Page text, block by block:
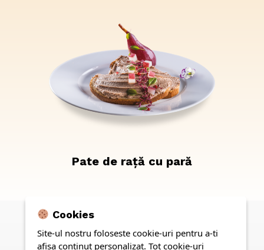
Pate de rață cu pară
Cookies
Site-ul nostru foloseste cookie-uri pentru a-ti
afisa continut personalizat. Tot cookie-uri